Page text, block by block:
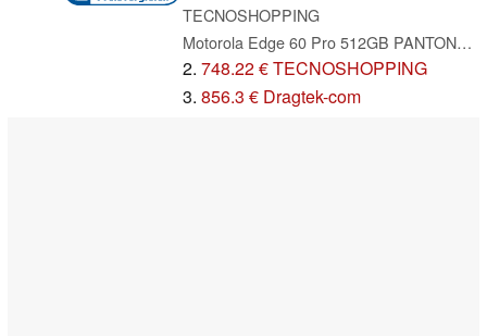
TECNOSHOPPING
Motorola Edge 60 Pro 512GB PANTONE Sparkling Grape
2. 748.22 € TECNOSHOPPING
3. 856.3 € Dragtek-com